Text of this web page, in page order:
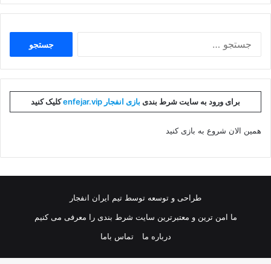
برای ورود به سایت شرط بندی بازی انفجار enfejar.vip کلیک کنید
همین الان شروع به بازی کنید
طراحی و توسعه توسط تیم ایران انفجار
ما امن ترین و معتبرترین سایت شرط بندی را معرفی می کنیم
درباره ما
تماس باما